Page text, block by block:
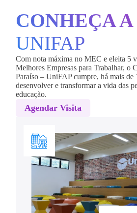
CONHEÇA A
UNIFAP
Com nota máxima no MEC e eleita 5
Melhores Empresas para Trabalhar, o
Paraíso – UniFAP cumpre, há mais de
desenvolver e transformar a vida das
educação.
Agendar Visita